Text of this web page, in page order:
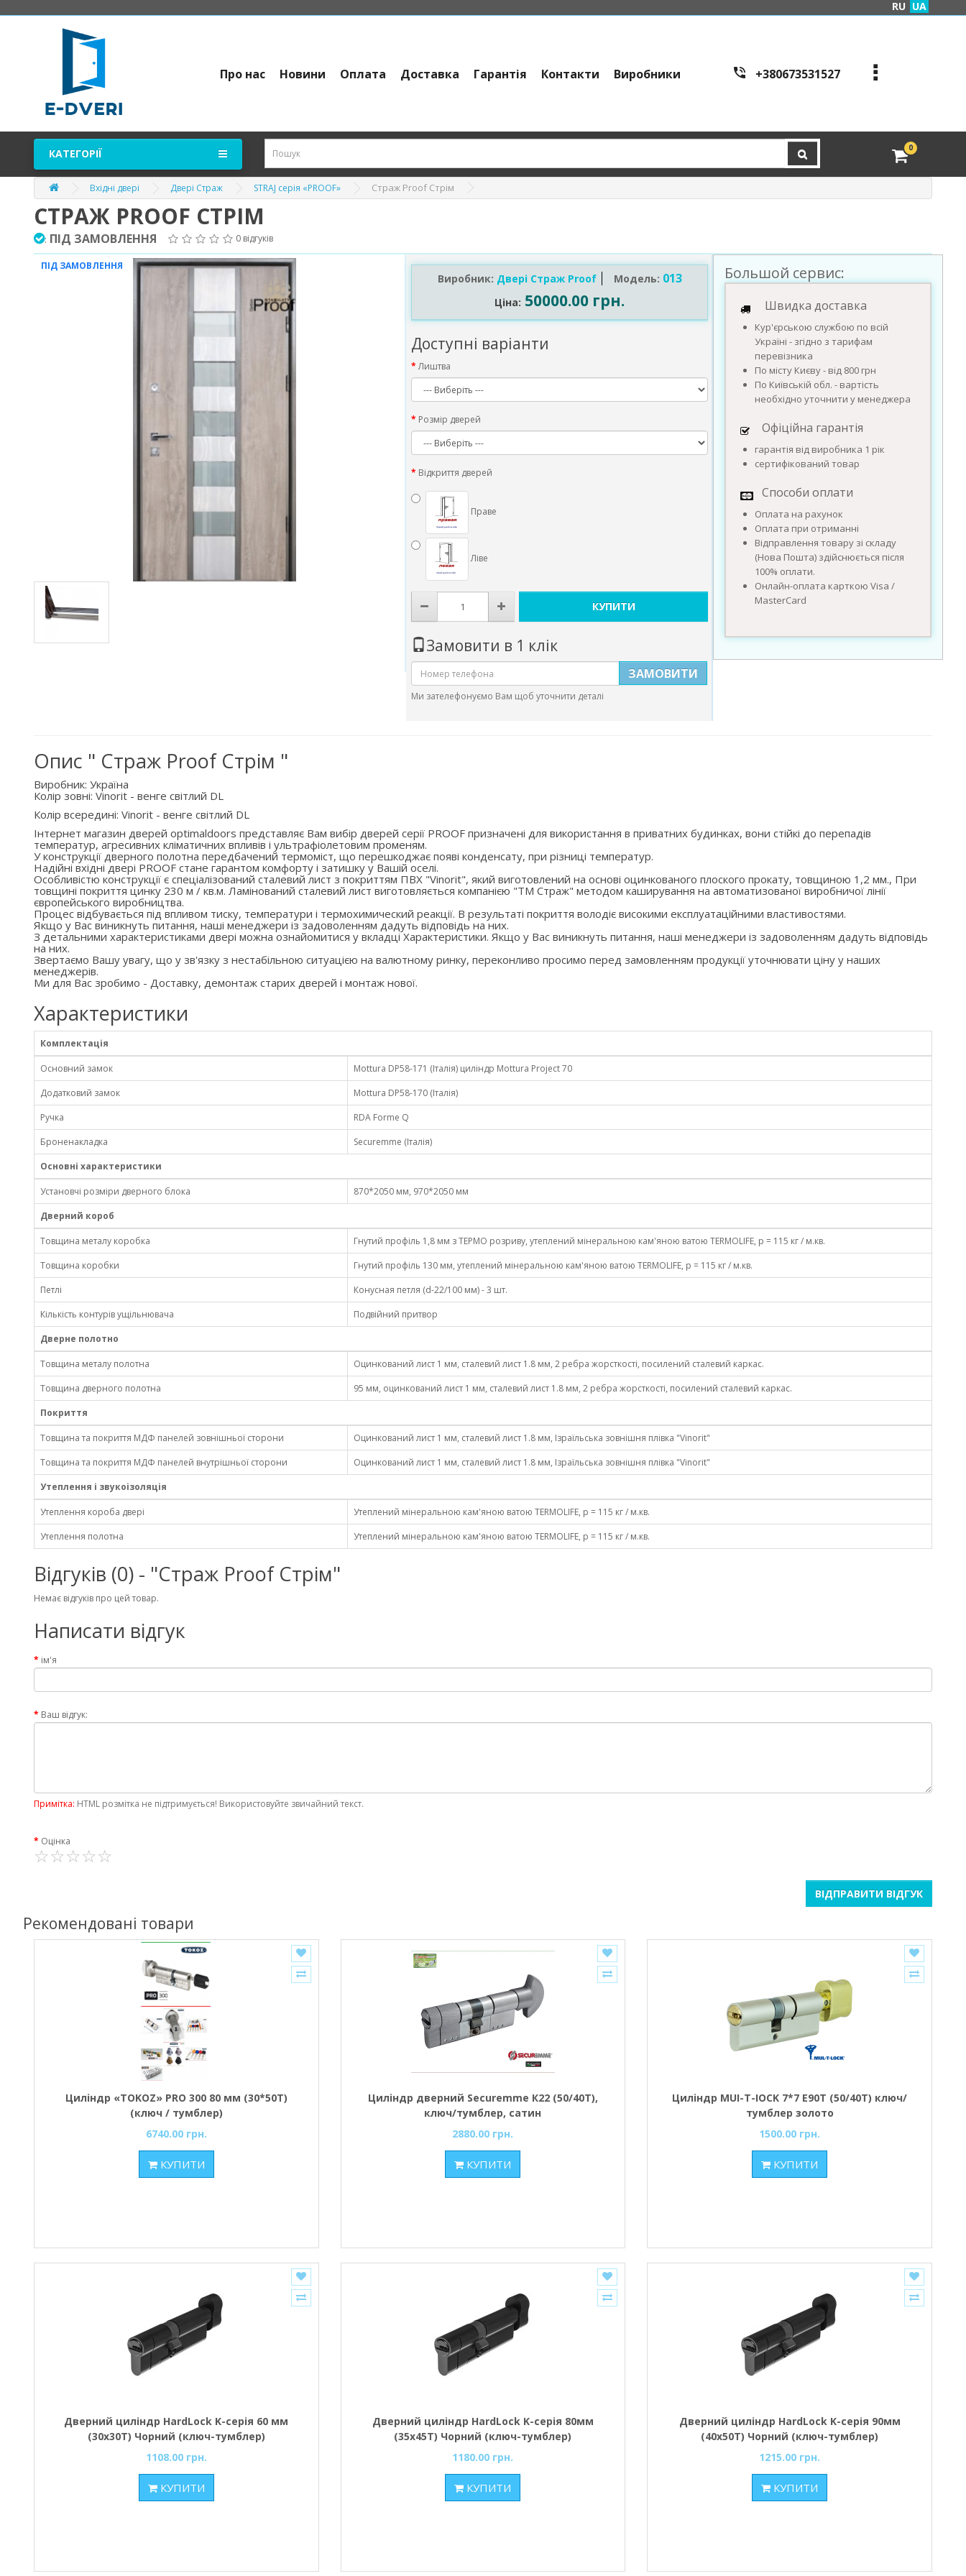
RU UA
Про нас Новини Оплата Доставка Гарантія Контакти Виробники
+380673531527
edveri.kyiv@gmail.com
Режим работы c
tre:
м. Київ, вул. Куренівсь
б з 10:00 до 16:00
0
КАТЕГОРІЇ
Вхідні двері Двері Страж STRAJ серія «PROOF» Страж Proof Стрім
СТРАЖ PROOF СТРІМ
: ПІД ЗАМОВЛЕННЯ 0 відгуків
ПІД ЗАМОВЛЕННЯ
Виробник: Двері Страж Proof Модель: 013
Ціна: 50000.00 грн.
Доступні варіанти
Лиштва
Розмір дверей
Відкриття дверей
Праве
Ліве
КУПИТИ
Замовити в 1 клік
ЗАМОВИТИ
Ми зателефонуємо Вам щоб уточнити деталі
Большой сервис:
Швидка доставка
Кур'єрською службою по всій
Україні - згідно з тарифам
перевізника
По місту Києву - від 800 грн
По Київській обл. - вартість
необхідно уточнити у менеджера
Офіційна гарантія
гарантія від виробника 1 рік
сертифікований товар
Способи оплати
Оплата на рахунок
Оплата при отриманні
Відправлення товару зі складу
(Нова Пошта) здійснюється після
100% оплати.
Онлайн-оплата карткою Visa /
MasterCard
Опис " Страж Proof Стрім "
Виробник: Україна
Колір зовні: Vinorit - венге світлий DL
Колір всередині: Vinorit - венге світлий DL
Інтернет магазин дверей optimaldoors представляє Вам вибір дверей серії PROOF призначені для використання в приватних будинках, вони стійкі до перепадів
температур, агресивних кліматичних впливів і ультрафіолетовим променям.
У конструкції дверного полотна передбачений термоміст, що перешкоджає появі конденсату, при різниці температур.
Надійні вхідні двері PROOF стане гарантом комфорту і затишку у Вашій оселі.
Особливістю конструкції є спеціалізований сталевий лист з покриттям ПВХ "Vinorit", який виготовлений на основі оцинкованого плоского прокату, товщиною 1,2 мм., При
товщині покриття цинку 230 м / кв.м. Ламінований сталевий лист виготовляється компанією "ТМ Страж" методом каширування на автоматизованої виробничої лінії
європейського виробництва.
Процес відбувається під впливом тиску, температури і термохимический реакції. В результаті покриття володіє високими експлуатаційними властивостями.
Якщо у Вас виникнуть питання, наші менеджери із задоволенням дадуть відповідь на них.
З детальними характеристиками двері можна ознайомитися у вкладці Характеристики. Якщо у Вас виникнуть питання, наші менеджери із задоволенням дадуть відповідь
на них.
Звертаємо Вашу увагу, що у зв'язку з нестабільною ситуацією на валютному ринку, переконливо просимо перед замовленням продукції уточнювати ціну у наших
менеджерів.
Ми для Вас зробимо - Доставку, демонтаж старих дверей і монтаж нової.
Характеристики
Комплектація
Основний замок
Mottura DP58-171 (Італія) циліндр Mottura Project 70
Додатковий замок
Mottura DP58-170 (Італія)
Ручка
RDA Forme Q
Броненакладка
Securemme (Італія)
Основні характеристики
Установчі розміри дверного блока
870*2050 мм, 970*2050 мм
Дверний короб
Товщина металу коробка
Гнутий профіль 1,8 мм з ТЕРМО розриву, утеплений мінеральною кам'яною ватою TERMOLIFE, p = 115 кг / м.кв.
Товщина коробки
Гнутий профіль 130 мм, утеплений мінеральною кам'яною ватою TERMOLIFE, p = 115 кг / м.кв.
Петлі
Конусная петля (d-22/100 мм) - 3 шт.
Кількість контурів ущільнювача
Подвійний притвор
Дверне полотно
Товщина металу полотна
Оцинкований лист 1 мм, сталевий лист 1.8 мм, 2 ребра жорсткості, посилений сталевий каркас.
Товщина дверного полотна
95 мм, оцинкований лист 1 мм, сталевий лист 1.8 мм, 2 ребра жорсткості, посилений сталевий каркас.
Покриття
Товщина та покриття МДФ панелей зовнішньої сторони
Оцинкований лист 1 мм, сталевий лист 1.8 мм, Ізраїльська зовнішня плівка "Vinorit"
Товщина та покриття МДФ панелей внутрішньої сторони
Оцинкований лист 1 мм, сталевий лист 1.8 мм, Ізраїльська зовнішня плівка "Vinorit"
Утеплення і звукоізоляція
Утеплення короба двері
Утеплений мінеральною кам'яною ватою TERMOLIFE, p = 115 кг / м.кв.
Утеплення полотна
Утеплений мінеральною кам'яною ватою TERMOLIFE, p = 115 кг / м.кв.
Відгуків (0) - "Страж Proof Стрім"
Немає відгуків про цей товар.
Написати відгук
ім'я
Ваш відгук:
Примітка: HTML розмітка не підтримується! Використовуйте звичайний текст.
Оцінка
ВІДПРАВИТИ ВІДГУК
Рекомендовані товари
Циліндр «TOKOZ» PRO 300 80 мм (30*50T)
(ключ / тумблер)
6740.00 грн.
КУПИТИ
Циліндр дверний Securemme К22 (50/40Т),
ключ/тумблер, сатин
2880.00 грн.
КУПИТИ
Циліндр MUI-T-IOCK 7*7 Е90Т (50/40Т) ключ/
тумблер золото
1500.00 грн.
КУПИТИ
Дверний циліндр HardLock K-серія 60 мм
(30х30Т) Чорний (ключ-тумблер)
1108.00 грн.
КУПИТИ
Дверний циліндр HardLock K-серія 80мм
(35х45Т) Чорний (ключ-тумблер)
1180.00 грн.
КУПИТИ
Дверний циліндр HardLock K-серія 90мм
(40х50Т) Чорний (ключ-тумблер)
1215.00 грн.
КУПИТИ